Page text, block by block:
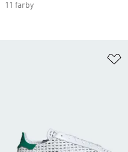
11 farby